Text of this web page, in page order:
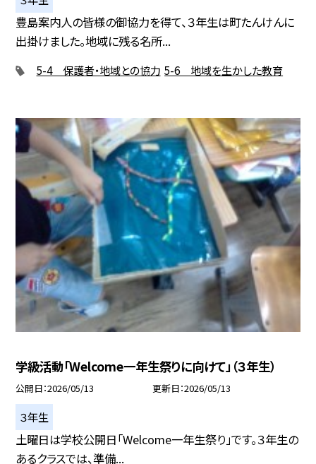
豊島案内人の皆様の御協力を得て、３年生は町たんけんに
出掛けました。地域に残る名所...
5-4 保護者・地域との協力 5-6 地域を生かした教育
学級活動「Welcome一年生祭りに向けて」（３年生）
公開日 2026/05/13 更新日 2026/05/13
３年生
土曜日は学校公開日「Welcome一年生祭り」です。３年生の
あるクラスでは、準備...